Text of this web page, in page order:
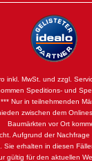
inkl. MwSt. und zzgl.
Speditions- und
*** Nur in teilnehmenden
zwischen dem
Baumärkten vor Ort
Aufgrund der
Sie erhalten in diesen
gültig für den aktuellen